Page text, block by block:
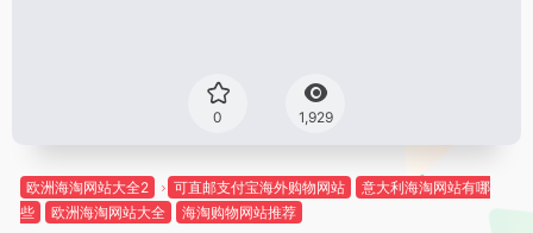
0 1,929
欧洲海淘网站大全2 可直邮支付宝海外购物网站
意大利海淘网站有哪
些
欧洲海淘网站大全 海淘购物网站推荐